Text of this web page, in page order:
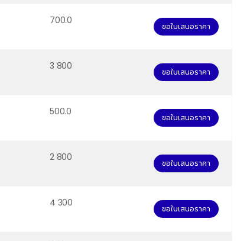
700.0
ขอใบเสนอราคา
3 800
ขอใบเสนอราคา
500.0
ขอใบเสนอราคา
2 800
ขอใบเสนอราคา
4 300
ขอใบเสนอราคา